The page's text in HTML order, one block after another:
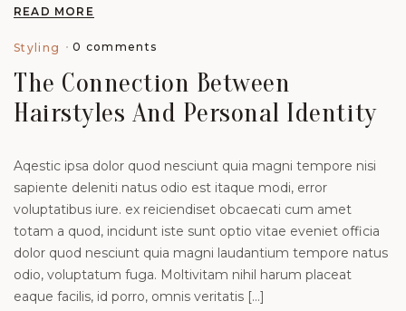
READ MORE
Styling 0 comments
The Connection Between
Hairstyles And Personal Identity
Aqestic ipsa dolor quod nesciunt quia magni tempore nisi
sapiente deleniti natus odio est itaque modi, error
voluptatibus iure. ex reiciendiset obcaecati cum amet
totam a quod, incidunt iste sunt optio vitae eveniet officia
dolor quod nesciunt quia magni laudantium tempore natus
odio, voluptatum fuga. Moltivitam nihil harum placeat
eaque facilis, id porro, omnis veritatis […]